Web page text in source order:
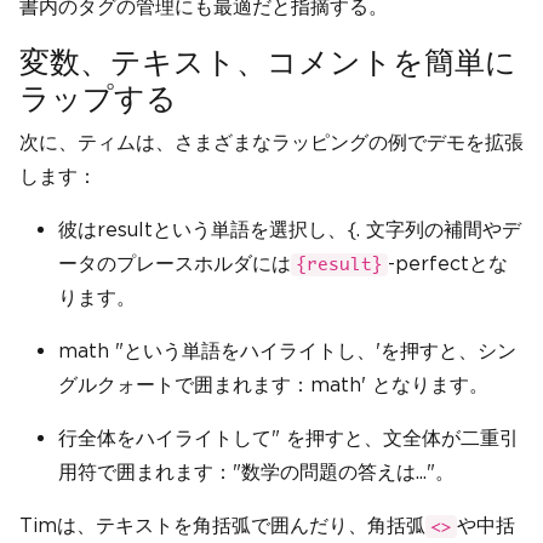
書内のタグの管理にも最適だと指摘する。
変数、テキスト、コメントを簡単に
ラップする
次に、ティムは、さまざまなラッピングの例でデモを拡張
します：
彼はresultという単語を選択し、{. 文字列の補間やデ
ータのプレースホルダには {result} -perfectとな
ります。
math "という単語をハイライトし、'を押すと、シン
グルクォートで囲まれます：math' となります。
行全体をハイライトして" を押すと、文全体が二重引
用符で囲まれます："数学の問題の答えは..."。
Timは、テキストを角括弧で囲んだり、角括弧 <> や中括